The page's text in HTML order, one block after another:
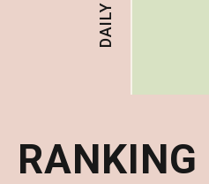
DAILY
RANKING
RANKING
RANKING